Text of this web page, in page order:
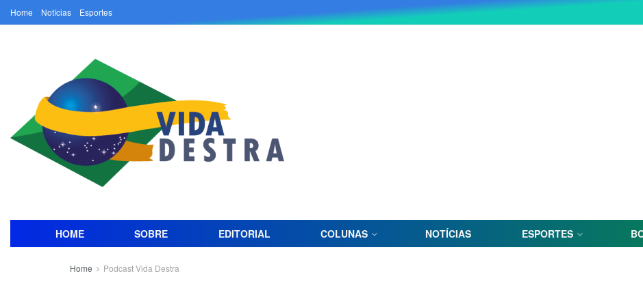
Home Notícias Esportes
HOME SOBRE EDITORIAL COLUNAS NOTÍCIAS ESPORTES
Home Podcast Vida Destra